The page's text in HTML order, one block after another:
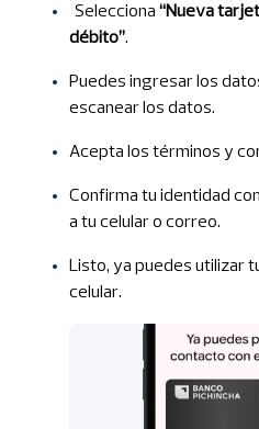
Selecciona “Nueva
débito”.
Puedes ingresar los
escanear los datos.
Acepta los términos y
Confirma tu identidad
a tu celular o correo.
Listo, ya puedes utilizar
celular.